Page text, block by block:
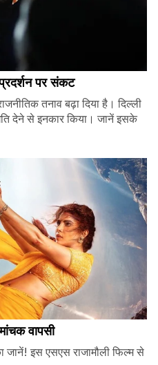
पर संकट
तनाव बढ़ा दिया है। दिल्ली
देने से इनकार किया। जानें इसके
वापसी
जानें! इस एसएस राजामौली फिल्म से